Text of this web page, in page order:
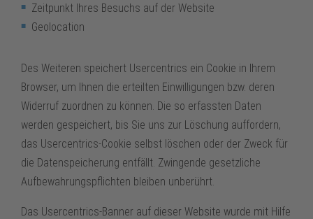
Zeitpunkt Ihres Besuchs auf der Website
Geolocation
Des Weiteren speichert Usercentrics ein Cookie in Ihrem
Browser, um Ihnen die erteilten Einwilligungen bzw. deren
Widerruf zuordnen zu können. Die so erfassten Daten
werden gespeichert, bis Sie uns zur Löschung auffordern,
das Usercentrics-Cookie selbst löschen oder der Zweck für
die Datenspeicherung entfällt. Zwingende gesetzliche
Aufbewahrungspflichten bleiben unberührt.
Das Usercentrics-Banner auf dieser Website wurde mit Hilfe